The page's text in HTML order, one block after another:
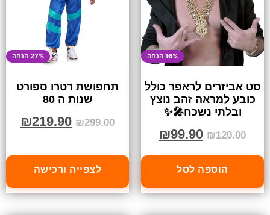
16% הנחה
סט אביזרים לראפר כולל
כובע למראה זהב נוצץ
ובלתי נשכח🎤✨
₪120.00
₪99.90
הוספה לסל
27% הנחה
תחפושת רטרו ספורט
שנות ה 80
₪299.00
₪219.90
לצפייה ורכישה